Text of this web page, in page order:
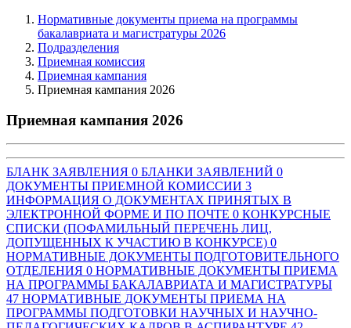
Нормативные документы приема на программы
бакалавриата и магистратуры 2026
Подразделения
Приемная комиссия
Приемная кампания
Приемная кампания 2026
Приемная кампания 2026
БЛАНК ЗАЯВЛЕНИЯ 0 БЛАНКИ ЗАЯВЛЕНИЙ 0
ДОКУМЕНТЫ ПРИЕМНОЙ КОМИССИИ 3
ИНФОРМАЦИЯ О ДОКУМЕНТАХ ПРИНЯТЫХ В
ЭЛЕКТРОННОЙ ФОРМЕ И ПО ПОЧТЕ 0 КОНКУРСНЫЕ
СПИСКИ (ПОФАМИЛЬНЫЙ ПЕРЕЧЕНЬ ЛИЦ,
ДОПУЩЕННЫХ К УЧАСТИЮ В КОНКУРСЕ) 0
НОРМАТИВНЫЕ ДОКУМЕНТЫ ПОДГОТОВИТЕЛЬНОГО
ОТДЕЛЕНИЯ 0 НОРМАТИВНЫЕ ДОКУМЕНТЫ ПРИЕМА
НА ПРОГРАММЫ БАКАЛАВРИАТА И МАГИСТРАТУРЫ
47 НОРМАТИВНЫЕ ДОКУМЕНТЫ ПРИЕМА НА
ПРОГРАММЫ ПОДГОТОВКИ НАУЧНЫХ И НАУЧНО-